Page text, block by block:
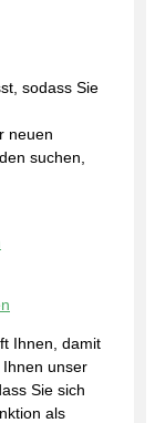
sodass Sie
neuen
suchen,
Ihnen, damit
unser
Sie sich
als